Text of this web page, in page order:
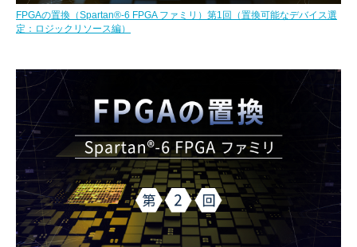
FPGAの置換（Spartan®-6 FPGA ファミリ）第1回（置換可能なデバイス選
定：ロジックリソース編）